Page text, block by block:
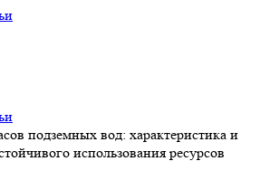
подземных вод: характеристика и
использования ресурсов